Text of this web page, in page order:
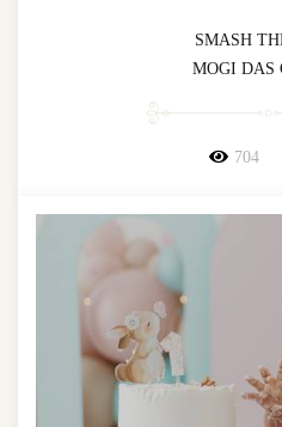
SMASH
MOGI DAS
704